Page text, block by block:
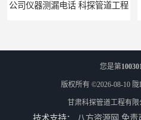
话 科探管道工程 工厂管道工
您是第
版权所有 ©2026-08-10
甘肃科探管道工程有限